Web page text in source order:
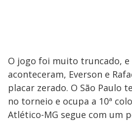
O jogo foi muito truncado, e
aconteceram, Everson e
placar zerado. O São Paulo
no torneio e ocupa a 10ª
Atlético-MG segue com um